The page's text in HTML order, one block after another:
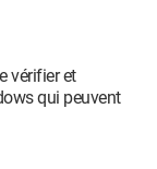
vérifier et
qui peuvent